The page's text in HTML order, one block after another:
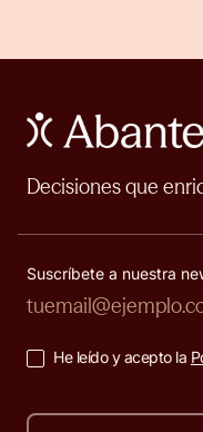
Decisiones que
Suscríbete a nuestra
He leído y acepto la